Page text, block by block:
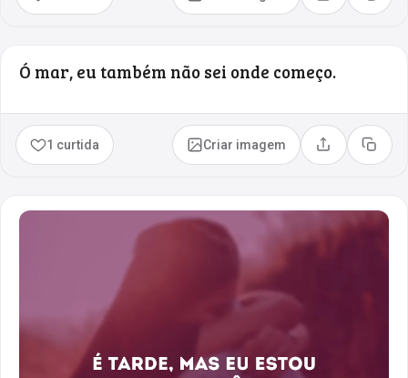
Ó mar, eu também não sei onde começo.
1 curtida Criar imagem Compartilhar
Copiar